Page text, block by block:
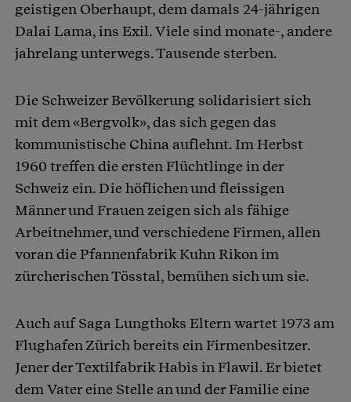
geistigen Oberhaupt, dem damals 24-jährigen
Dalai Lama, ins Exil. Viele sind monate-, andere
jahrelang unterwegs. Tausende sterben.
Die Schweizer Bevölkerung solidarisiert sich
mit dem «Bergvolk», das sich gegen das
kommunistische China auflehnt. Im Herbst
1960 treffen die ersten Flüchtlinge in der
Schweiz ein. Die höflichen und fleissigen
Männer und Frauen zeigen sich als fähige
Arbeitnehmer, und verschiedene Firmen, allen
voran die Pfannenfabrik Kuhn Rikon im
zürcherischen Tösstal, bemühen sich um sie.
Auch auf Saga Lungthoks Eltern wartet 1973 am
Flughafen Zürich bereits ein Firmenbesitzer.
Jener der Textilfabrik Habis in Flawil. Er bietet
dem Vater eine Stelle an und der Familie eine